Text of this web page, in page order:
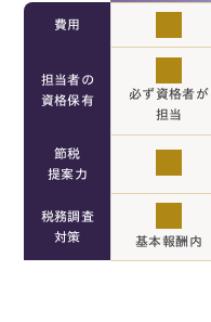
費用
担当者の
資格保有
必ず資格者が
担当
節税
提案力
税務調査
対策
基本報酬内